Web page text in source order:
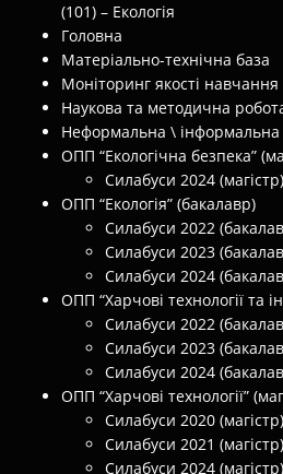
(101) – Екологія
Головна
Матеріально-технічна база
Моніторинг якості навчання
Наукова та методична
Неформальна \ інформальна
ОПП “Екологічна безпека”
Силабуси 2024 (магістр)
ОПП “Екологія” (бакалавр)
Силабуси 2022
Силабуси 2023
Силабуси 2024
ОПП “Харчові технології та
Силабуси 2022
Силабуси 2023
Силабуси 2024
ОПП “Харчові технології”
Силабуси 2020 (магістр)
Силабуси 2021 (магістр)
Силабуси 2024 (магістр)